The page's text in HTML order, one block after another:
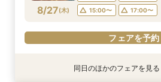
フェアを予約
フェアを予約
フェアを予約
フェアを予約
フェアを予約
8/27(木)
15:00〜
17:00〜
フェアを予約
特典あり
特典あり
衣装試着 特典あり
特典あり
衣装試着 特典あり
同日のほかのフェアを見る